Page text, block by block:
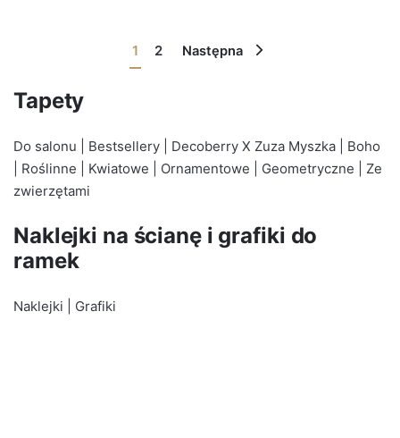
1 2 Następna
Tapety
Do salonu Bestsellery Decoberry X Zuza Myszka
Boho
Roślinne Kwiatowe Ornamentowe Geometryczne
Ze
zwierzętami
Naklejki na ścianę i grafiki do
ramek
Naklejki Grafiki